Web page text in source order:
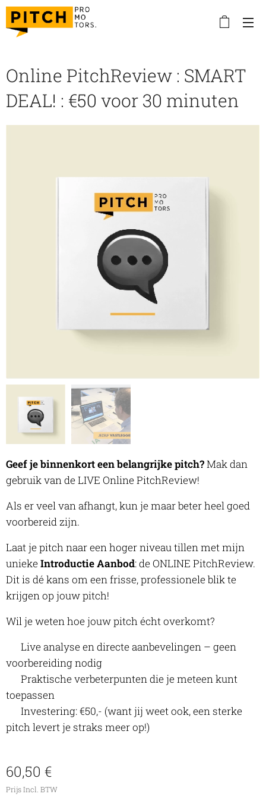
Online PitchReview : SMART
DEAL! : €50 voor 30 minuten
Geef je binnenkort een belangrijke pitch?Mak dan
gebruik van de LIVE Online PitchReview!
Als er veel van afhangt, kun je maar beter heel goed
voorbereid zijn.
Laat je pitch naar een hoger niveau tillen met mijn
uniekeIntroductie Aanbod: de ONLINE PitchReview.
Dit is dé kans om een frisse, professionele blik te
krijgen op jouw pitch!
Wil je weten hoe jouw pitch écht overkomt?
✔︎ Live analyse en directe aanbevelingen – geen
voorbereiding nodig
✔︎ Praktische verbeterpunten die je meteen kunt
toepassen
✔︎ Investering: €50,- (want jij weet ook, een sterke
pitch levert je straks meer op!)
60,50 €
Prijs Incl. BTW